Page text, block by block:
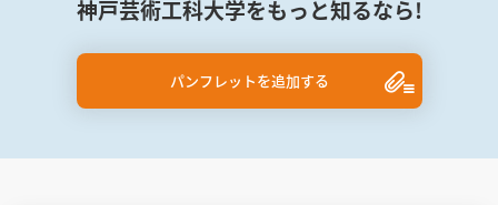
神戸芸術工科大学をもっと知るなら!
パンフレットを追加する